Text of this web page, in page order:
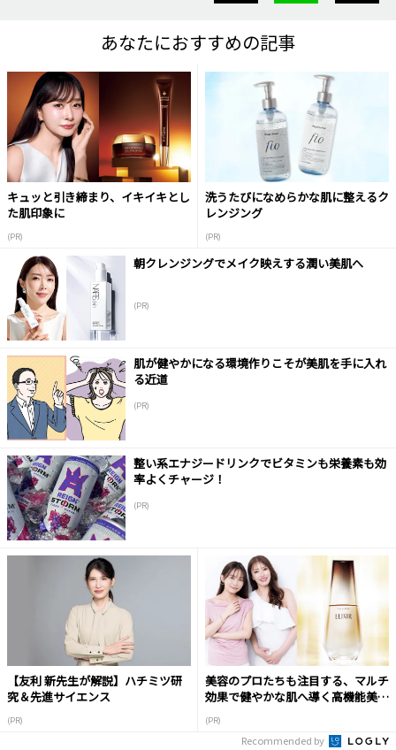
あなたにおすすめの記事
キュッと引き締まり、イキイキとし
た肌印象に
(PR)
洗うたびになめらかな肌に整えるク
レンジング
(PR)
朝クレンジングでメイク映えする潤い美肌へ
(PR)
肌が健やかになる環境作りこそが美肌を手に入れ
る近道
(PR)
整い系エナジードリンクでビタミンも栄養素も効
率よくチャージ！
(PR)
【友利 新先生が解説】ハチミツ研
究＆先進サイエンス
(PR)
美容のプロたちも注目する、マルチ
効果で健やかな肌へ導く高機能美容
(PR)
Recommended by